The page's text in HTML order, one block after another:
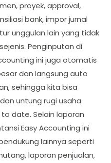
proyek, approval,
bank, impor jurnal
unggulan lain yang tidak
Penginputan di
ini juga otomatis
dan langsung auto
sehingga kita bisa
untung rugi usaha
date. Selain laporan
Easy Accounting ini
lainnya seperti
laporan penjualan,